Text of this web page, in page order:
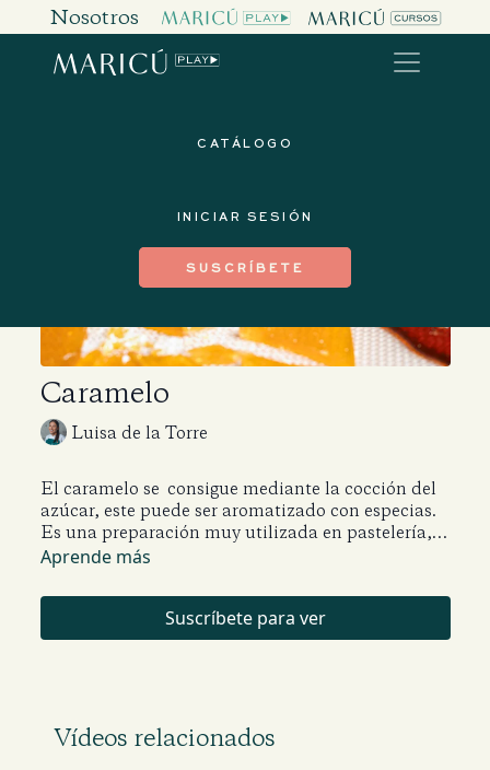
Nosotros
CATÁLOGO
INICIAR SESIÓN
SUSCRÍBETE
Caramelo
Luisa de la Torre
El caramelo se consigue mediante la cocción del
azúcar, este puede ser aromatizado con especias.
Es una preparación muy utilizada en pastelería,
tanto líquido como sólido. En esta clase te
caramelo húmedo.
Aprende más
Suscríbete para ver
Vídeos relacionados